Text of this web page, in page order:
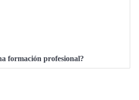
formación profesional?